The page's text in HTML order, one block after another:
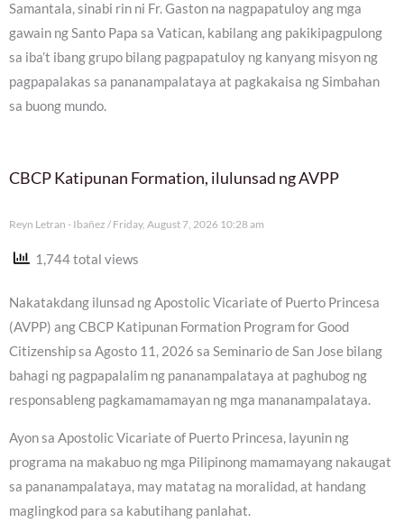
Samantala, sinabi rin ni Fr. Gaston na nagpapatuloy ang mga
gawain ng Santo Papa sa Vatican, kabilang ang pakikipagpulong
sa iba’t ibang grupo bilang pagpapatuloy ng kanyang misyon ng
pagpapalakas sa pananampalataya at pagkakaisa ng Simbahan
sa buong mundo.
CBCP Katipunan Formation, ilulunsad ng AVPP
Reyn Letran - Ibañez Friday, August 7, 2026 10:28 am
1,744 total views
Nakatakdang ilunsad ng Apostolic Vicariate of Puerto Princesa
(AVPP) ang CBCP Katipunan Formation Program for Good
Citizenship sa Agosto 11, 2026 sa Seminario de San Jose bilang
bahagi ng pagpapalalim ng pananampalataya at paghubog ng
responsableng pagkamamamayan ng mga mananampalataya.
Ayon sa Apostolic Vicariate of Puerto Princesa, layunin ng
programa na makabuo ng mga Pilipinong mamamayang nakaugat
sa pananampalataya, may matatag na moralidad, at handang
maglingkod para sa kabutihang panlahat.